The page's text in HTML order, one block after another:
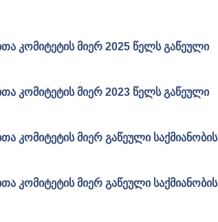
კომიტეტის მიერ 2025 წელს გაწეული
კომიტეტის მიერ 2023 წელს გაწეული
კომიტეტის მიერ გაწეული საქმიანობის
კომიტეტის მიერ გაწეული საქმიანობის